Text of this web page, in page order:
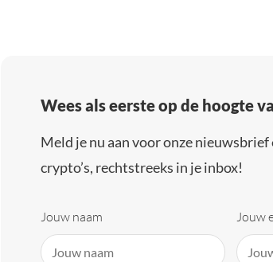
Wees als eerste op de hoogte
Meld je nu aan voor onze
crypto’s, rechtstreeks in je inbox!
Jouw naam Jouw